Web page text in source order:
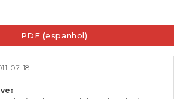
PDF (espanhol)
07-18